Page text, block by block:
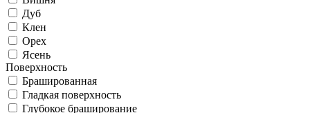
Дуб
Клен
Орех
Ясень
Поверхность
Брашированная
Гладкая поверхность
Глубокое браширование